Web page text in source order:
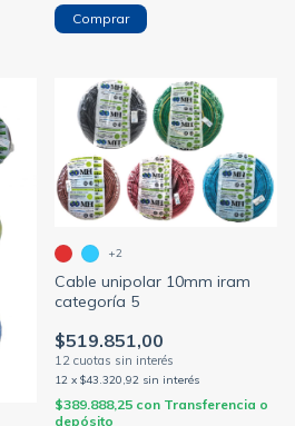
Comprar
Cable unipolar 10mm iram
categoría 5
$519.851,00
12 x $43.320,92 sin interés
$389.888,25 con Transferencia o
depósito
+2